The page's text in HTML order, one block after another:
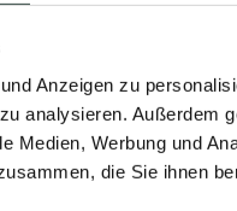
Anzeigen zu
analysieren. Außerdem
Medien, Werbung und
die Sie ihnen